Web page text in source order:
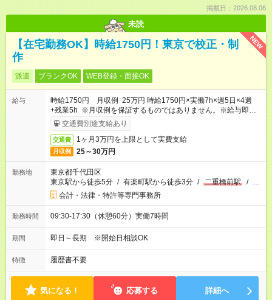
掲載日：2026.08.06
未読
NEW
【在宅勤務OK】時給1750円！東京で校正・制
作
派遣 ブランクOK WEB登録・面接OK
給与
時給1750円 月収例 25万円 時給1750円×実働7h×週5日×4週
+残業5h ※月収例を保証するものではありません。※給与即受取
りサービス利用可（利用条件有）
交通費別途支給あり
交通費 1ヶ月3万円を上限として実費支給
月収例 25～30万円
勤務地
東京都千代田区
東京駅から徒歩5分 / 有楽町駅から徒歩3分 / 二重橋前駅 / …
会計・法律・特許等専門事務所
勤務時間 09:30-17:30（休憩60分）実働7時間
期間 即日～長期 ※開始日相談OK
特徴 履歴書不要
気になる！ 応募する 詳細へ